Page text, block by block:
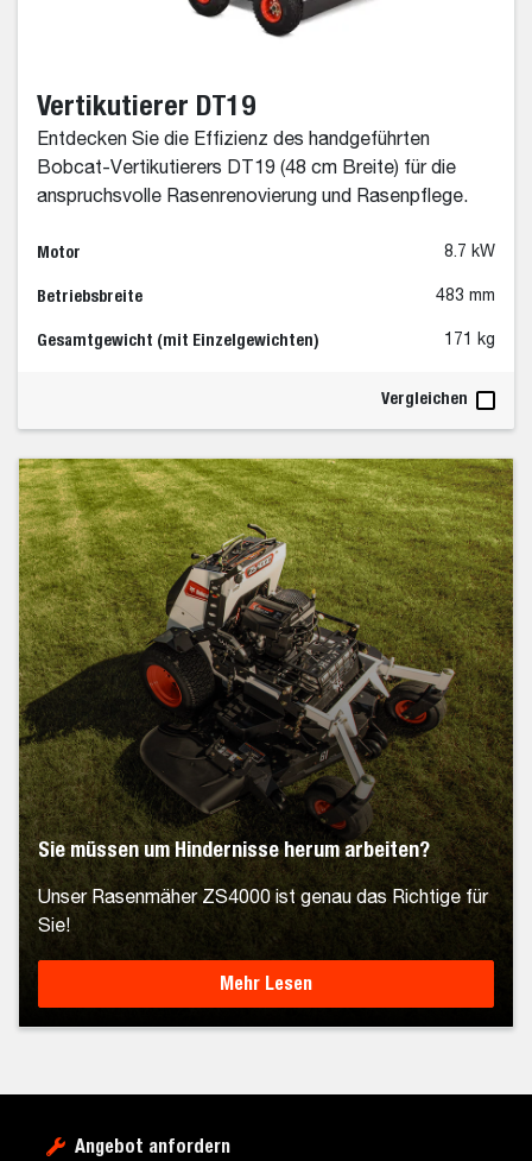
Vertikutierer DT19
Entdecken Sie die Effizienz des handgeführten
Bobcat-Vertikutierers DT19 (48 cm Breite) für die
anspruchsvolle Rasenrenovierung und Rasenpflege.
Motor 8.7 kW
Betriebsbreite 483 mm
Gesamtgewicht (mit Einzelgewichten) 171 kg
Vergleichen
Sie müssen um Hindernisse herum arbeiten?
Unser Rasenmäher ZS4000 ist genau das Richtige für
Sie!
Mehr Lesen
Angebot anfordern